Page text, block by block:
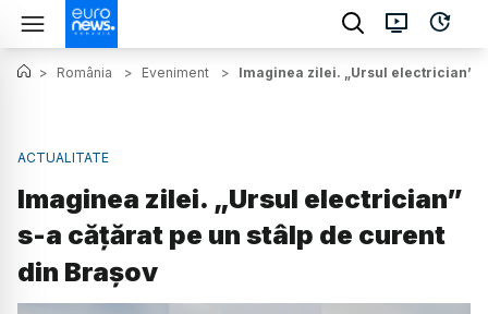
> România > Eveniment > Imaginea zilei. „Ursul electrician”
ACTUALITATE
Imaginea zilei. „Ursul electrician”
s-a cățărat pe un stâlp de curent
din Brașov